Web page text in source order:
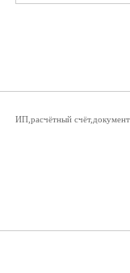
ИП,расчётный